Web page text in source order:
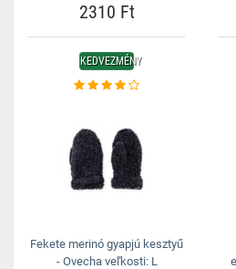
2310 Ft
KEDVEZMÉNY
Fekete merinó gyapjú kesztyű
- Ovecha veľkosti: L